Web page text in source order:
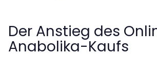
Der Anstieg des
Anabolika-Kaufs